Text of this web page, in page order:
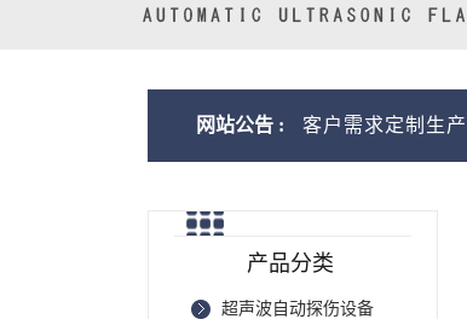
网站公告 :
伤设备生产厂家，可根据客户需求定制生产：管
产品分类
超声波自动探伤设备